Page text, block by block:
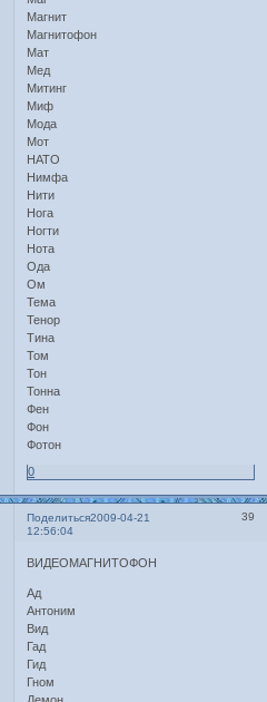
Магнит
Магнитофон
Мат
Мед
Митинг
Миф
Мода
Мот
НАТО
Нимфа
Нити
Нога
Ногти
Нота
Ода
Ом
Тема
Тенор
Тина
Том
Тон
Тонна
Фен
Фон
Фотон
0
Поделиться 39
2009-04-21
12:56:04
ВИДЕОМАГНИТОФОН
Ад
Антоним
Вид
Гад
Гид
Гном